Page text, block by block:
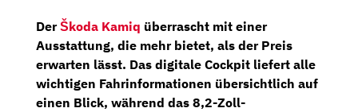
DerŠkoda Kamiq überrascht mit einer
Ausstattung, die mehr bietet, als der Preis
erwarten lässt. Das digitale Cockpit liefert alle
wichtigen Fahrinformationen übersichtlich auf
einen Blick, während das 8,2-Zoll-